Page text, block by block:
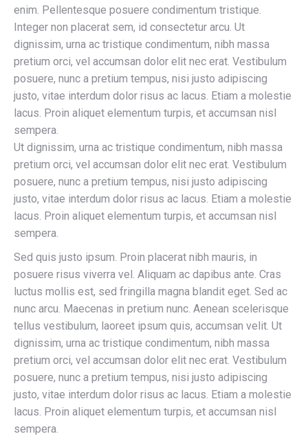
enim. Pellentesque posuere condimentum tristique.
Integer non placerat sem, id consectetur arcu. Ut
dignissim, urna ac tristique condimentum, nibh massa
pretium orci, vel accumsan dolor elit nec erat. Vestibulum
posuere, nunc a pretium tempus, nisi justo adipiscing
justo, vitae interdum dolor risus ac lacus. Etiam a molestie
lacus. Proin aliquet elementum turpis, et accumsan nisl
sempera.
Ut dignissim, urna ac tristique condimentum, nibh massa
pretium orci, vel accumsan dolor elit nec erat. Vestibulum
posuere, nunc a pretium tempus, nisi justo adipiscing
justo, vitae interdum dolor risus ac lacus. Etiam a molestie
lacus. Proin aliquet elementum turpis, et accumsan nisl
sempera.
Sed quis justo ipsum. Proin placerat nibh mauris, in
posuere risus viverra vel. Aliquam ac dapibus ante. Cras
luctus mollis est, sed fringilla magna blandit eget. Sed ac
nunc arcu. Maecenas in pretium nunc. Aenean scelerisque
tellus vestibulum, laoreet ipsum quis, accumsan velit. Ut
dignissim, urna ac tristique condimentum, nibh massa
pretium orci, vel accumsan dolor elit nec erat. Vestibulum
posuere, nunc a pretium tempus, nisi justo adipiscing
justo, vitae interdum dolor risus ac lacus. Etiam a molestie
lacus. Proin aliquet elementum turpis, et accumsan nisl
sempera.